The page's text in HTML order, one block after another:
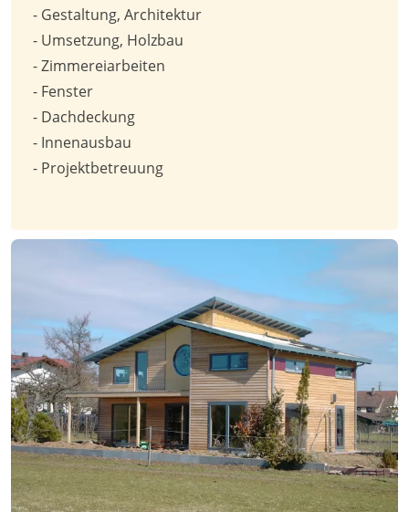
- Gestaltung, Architektur
- Umsetzung, Holzbau
- Zimmereiarbeiten
- Fenster
- Dachdeckung
- Innenausbau
- Projektbetreuung